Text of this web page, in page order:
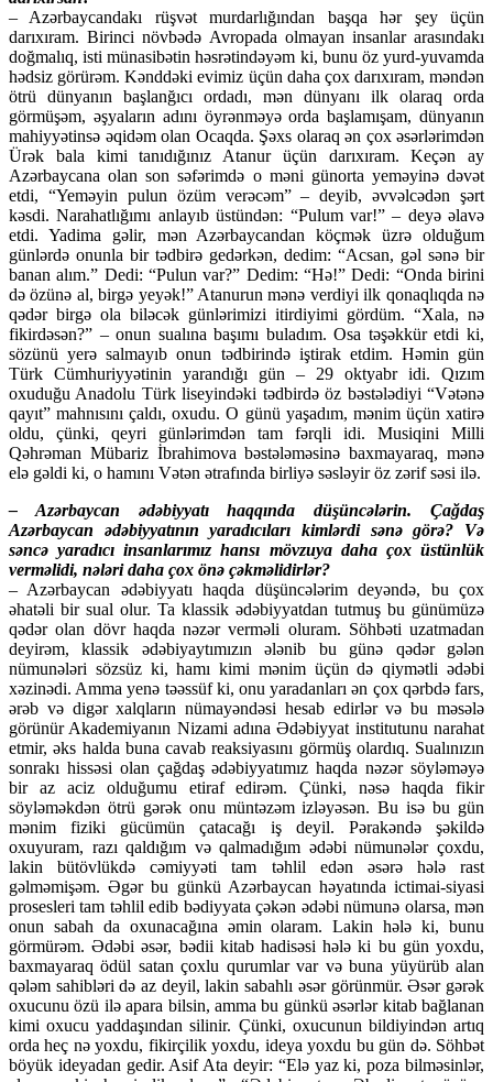
– Azərbaycandakı rüşvət murdarlığından başqa hər şey üçün
darıxıram. Birinci növbədə Avropada olmayan insanlar arasındakı
doğmalıq, isti münasibətin həsrətindəyəm ki, bunu öz yurd-yuvamda
hədsiz görürəm. Kənddəki evimiz üçün daha çox darıxıram, məndən
ötrü dünyanın başlanğıcı ordadı, mən dünyanı ilk olaraq orda
görmüşəm, əşyaların adını öyrənməyə orda başlamışam, dünyanın
mahiyyətinsə əqidəm olan Ocaqda. Şəxs olaraq ən çox əsərlərimdən
Ürək bala kimi tanıdığınız Atanur üçün darıxıram. Keçən ay
Azərbaycana olan son səfərimdə o məni günorta yeməyinə dəvət
etdi, “Yeməyin pulun özüm verəcəm” – deyib, əvvəlcədən şərt
kəsdi. Narahatlığımı anlayıb üstündən: “Pulum var!” – deyə əlavə
etdi. Yadima gəlir, mən Azərbaycandan köçmək üzrə olduğum
günlərdə onunla bir tədbirə gedərkən, dedim: “Acsan, gəl sənə bir
banan alım.” Dedi: “Pulun var?” Dedim: “Hə!” Dedi: “Onda birini
də özünə al, birgə yeyək!” Atanurun mənə verdiyi ilk qonaqlıqda nə
qədər birgə ola biləcək günlərimizi itirdiyimi gördüm. “Xala, nə
fikirdəsən?” – onun sualına başımı buladım. Osa təşəkkür etdi ki,
sözünü yerə salmayıb onun tədbirində iştirak etdim. Həmin gün
Türk Cümhuriyyətinin yarandığı gün – 29 oktyabr idi. Qızım
oxuduğu Anadolu Türk liseyindəki tədbirdə öz bəstələdiyi “Vətənə
qayıt” mahnısını çaldı, oxudu. O günü yaşadım, mənim üçün xatirə
oldu, çünki, qeyri günlərimdən tam fərqli idi. Musiqini Milli
Qəhrəman Mübariz İbrahimova bəstələməsinə baxmayaraq, mənə
elə gəldi ki, o hamını Vətən ətrafında birliyə səsləyir öz zərif səsi ilə.
– Azərbaycan ədəbiyyatı haqqında düşüncələrin. Çağdaş
Azərbaycan ədəbiyyatının yaradıcıları kimlərdi sənə görə? Və
səncə yaradıcı insanlarımız hansı mövzuya daha çox üstünlük
verməlidi, nələri daha çox önə çəkməlidirlər?
– Azərbaycan ədəbiyyatı haqda düşüncələrim deyəndə, bu çox
əhatəli bir sual olur. Ta klassik ədəbiyyatdan tutmuş bu günümüzə
qədər olan dövr haqda nəzər verməli oluram. Söhbəti uzatmadan
deyirəm, klassik ədəbiyaytımızın ələnib bu günə qədər gələn
nümunələri sözsüz ki, hamı kimi mənim üçün də qiymətli ədəbi
xəzinədi. Amma yenə təəssüf ki, onu yaradanları ən çox qərbdə fars,
ərəb və digər xalqların nümayəndəsi hesab edirlər və bu məsələ
görünür Akademiyanın Nizami adına Ədəbiyyat institutunu narahat
etmir, əks halda buna cavab reaksiyasını görmüş olardıq. Sualınızın
sonrakı hissəsi olan çağdaş ədəbiyyatımız haqda nəzər söyləməyə
bir az aciz olduğumu etiraf edirəm. Çünki, nəsə haqda fikir
söyləməkdən ötrü gərək onu müntəzəm izləyəsən. Bu isə bu gün
mənim fiziki gücümün çatacağı iş deyil. Pərakəndə şəkildə
oxuyuram, razı qaldığım və qalmadığım ədəbi nümunələr çoxdu,
lakin bütövlükdə cəmiyyəti tam təhlil edən əsərə hələ rast
gəlməmişəm. Əgər bu günkü Azərbaycan həyatında ictimai-siyasi
prosesleri tam təhlil edib bədiyyata çəkən ədəbi nümunə olarsa, mən
onun sabah da oxunacağına əmin olaram. Lakin hələ ki, bunu
görmürəm. Ədəbi əsər, bədii kitab hadisəsi hələ ki bu gün yoxdu,
baxmayaraq ödül satan çoxlu qurumlar var və buna yüyürüb alan
qələm sahibləri də az deyil, lakin sabahlı əsər görünmür. Əsər gərək
oxucunu özü ilə apara bilsin, amma bu günkü əsərlər kitab bağlanan
kimi oxucu yaddaşından silinir. Çünki, oxucunun bildiyindən artıq
orda heç nə yoxdu, fikirçilik yoxdu, ideya yoxdu bu gün də. Söhbət
böyük ideyadan gedir. Asif Ata deyir: “Elə yaz ki, poza bilməsinlər,